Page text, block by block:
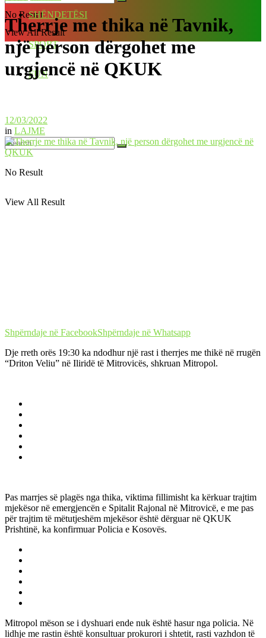
No Result
View All Result
SHËNDETËSI
SPORT
FUN
No Result
View All Result
Therrje me thika në Tavnik,
një person dërgohet me
urgjencë në QKUK
12/03/2022
in LAJME
Shpërndaje në FacebookShpërndaje në Whatsapp
Dje rreth orës 19:30 ka ndodhur një rast i therrjes me thikë në rrugën
“Driton Veliu” në Iliridë të Mitrovicës, shkruan Mitropol.
Pas marrjes së plagës nga thika, viktima fillimisht ka kërkuar trajtim
mjekësor në emergjencën e Spitalit Rajonal në Mitrovicë, e me pas
për trajtim të mëtutjeshëm mjekësor është dërguar në QKUK
Prishtinë, ka konfirmuar Policia e Kosovës.
Mitropol mëson se i dyshuari ende nuk është hasur nga policia. Në
lidhje me rastin është konsultuar prokurori i shtetit, rasti vazhdon të